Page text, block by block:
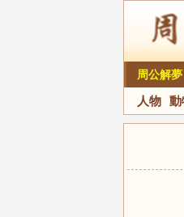
周公解夢
人物 動